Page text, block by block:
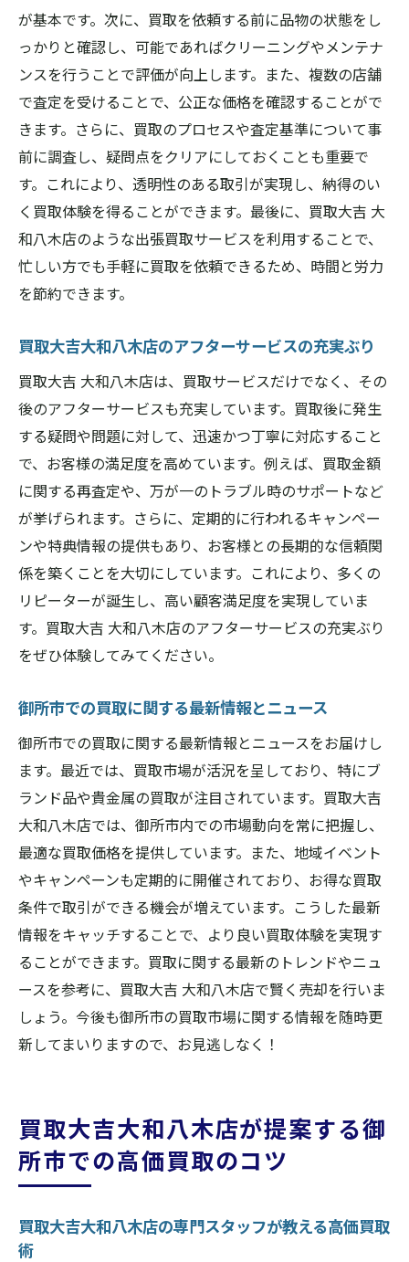
が基本です。次に、買取を依頼する前に品物の状態をし
っかりと確認し、可能であればクリーニングやメンテナ
ンスを行うことで評価が向上します。また、複数の店舗
で査定を受けることで、公正な価格を確認することがで
きます。さらに、買取のプロセスや査定基準について事
前に調査し、疑問点をクリアにしておくことも重要で
す。これにより、透明性のある取引が実現し、納得のい
く買取体験を得ることができます。最後に、買取大吉 大
和八木店のような出張買取サービスを利用することで、
忙しい方でも手軽に買取を依頼できるため、時間と労力
を節約できます。
買取大吉大和八木店のアフターサービスの充実ぶり
買取大吉 大和八木店は、買取サービスだけでなく、その
後のアフターサービスも充実しています。買取後に発生
する疑問や問題に対して、迅速かつ丁寧に対応すること
で、お客様の満足度を高めています。例えば、買取金額
に関する再査定や、万が一のトラブル時のサポートなど
が挙げられます。さらに、定期的に行われるキャンペー
ンや特典情報の提供もあり、お客様との長期的な信頼関
係を築くことを大切にしています。これにより、多くの
リピーターが誕生し、高い顧客満足度を実現していま
す。買取大吉 大和八木店のアフターサービスの充実ぶり
をぜひ体験してみてください。
御所市での買取に関する最新情報とニュース
御所市での買取に関する最新情報とニュースをお届けし
ます。最近では、買取市場が活況を呈しており、特にブ
ランド品や貴金属の買取が注目されています。買取大吉
大和八木店では、御所市内での市場動向を常に把握し、
最適な買取価格を提供しています。また、地域イベント
やキャンペーンも定期的に開催されており、お得な買取
条件で取引ができる機会が増えています。こうした最新
情報をキャッチすることで、より良い買取体験を実現す
ることができます。買取に関する最新のトレンドやニュ
ースを参考に、買取大吉 大和八木店で賢く売却を行いま
しょう。今後も御所市の買取市場に関する情報を随時更
新してまいりますので、お見逃しなく！
買取大吉大和八木店が提案する御
所市での高価買取のコツ
買取大吉大和八木店の専門スタッフが教える高価買取
術